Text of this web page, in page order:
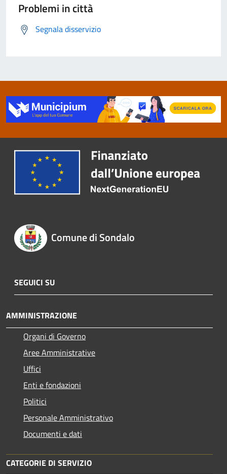
Problemi in città
Segnala disservizio
Comune di Sondalo
SEGUICI SU
AMMINISTRAZIONE
Organi di Governo
Aree Amministrative
Uffici
Enti e fondazioni
Politici
Personale Amministrativo
Documenti e dati
CATEGORIE DI SERVIZIO